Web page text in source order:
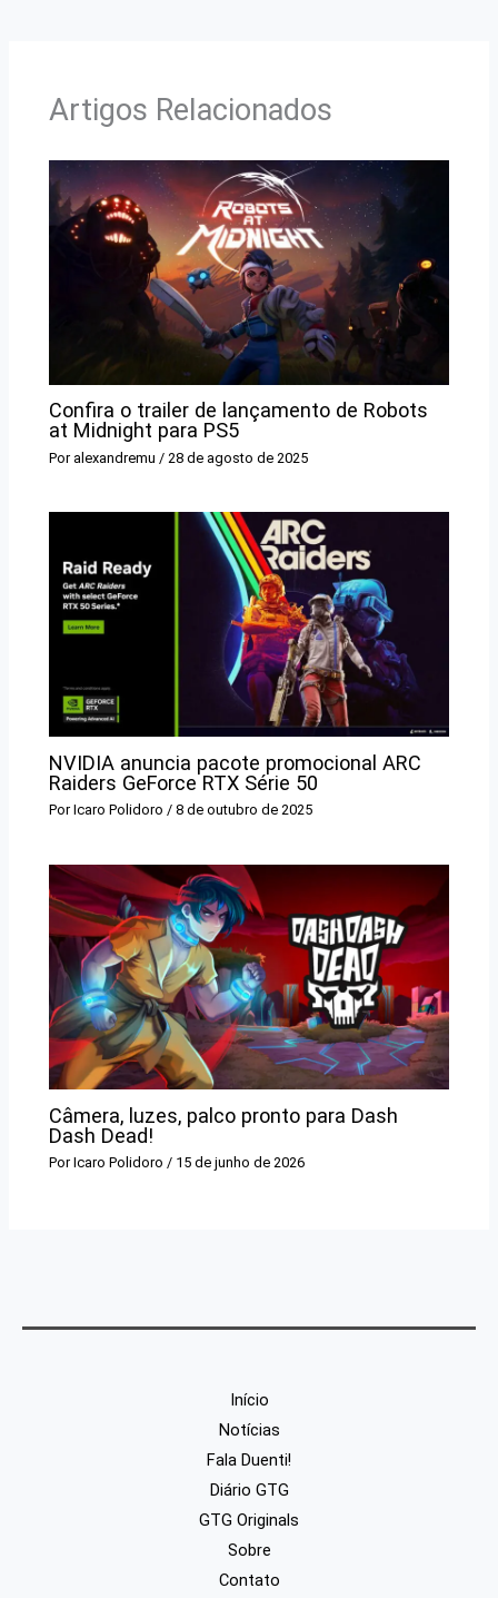
Artigos Relacionados
Confira o trailer de lançamento de Robots
at Midnight para PS5
Por alexandremu / 28 de agosto de 2025
NVIDIA anuncia pacote promocional ARC
Raiders GeForce RTX Série 50
PorIcaro Polidoro/8 de outubro de 2025
Câmera, luzes, palco pronto para Dash
Dash Dead!
PorIcaro Polidoro / 15 de junho de 2026
Início
Notícias
Fala Duenti!
Diário GTG
GTG Originals
Sobre
Contato